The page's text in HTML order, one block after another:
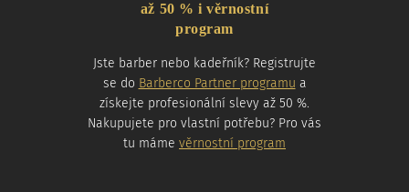
až 50 % i věrnostní
program
Jste barber nebo kadeřník? Registrujte
se do Barberco Partner programu a
získejte profesionální slevy až 50 %.
Nakupujete pro vlastní potřebu? Pro vás
tu máme věrnostní program